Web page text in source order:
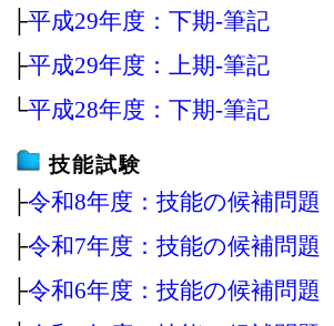
├平成29年度：下期‐筆記
├平成29年度：上期‐筆記
└平成28年度：下期‐筆記
技能試験
├令和8年度：技能の候補問題
├令和7年度：技能の候補問題
├令和6年度：技能の候補問題